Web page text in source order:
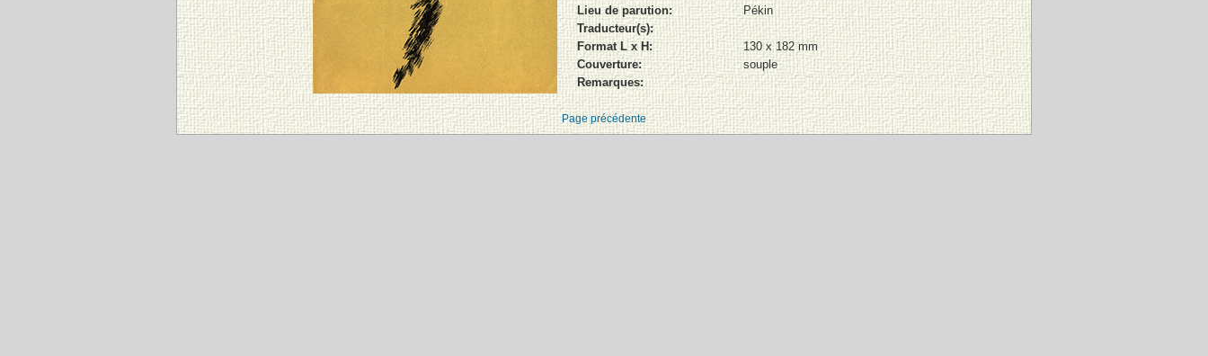
Lieu de parution:
Pékin
Traducteur(s):
Format L x H:
130 x 182 mm
Couverture:
souple
Remarques:
Page précédente